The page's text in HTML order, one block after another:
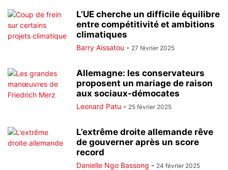
L’UE cherche un difficile équilibre
entre compétitivité et ambitions
climatiques
Barry Aissatou - 27 février 2025
Allemagne: les conservateurs
proposent un mariage de raison
aux sociaux-démocates
Leonard Patu - 25 février 2025
L’extrême droite allemande rêve
de gouverner après un score
record
Danielle Ngo Bassong - 24 février 2025